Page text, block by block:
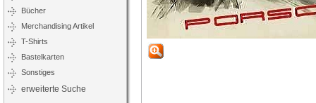
Bücher
Merchandising Artikel
T-Shirts
Bastelkarten
Sonstiges
erweiterte Suche